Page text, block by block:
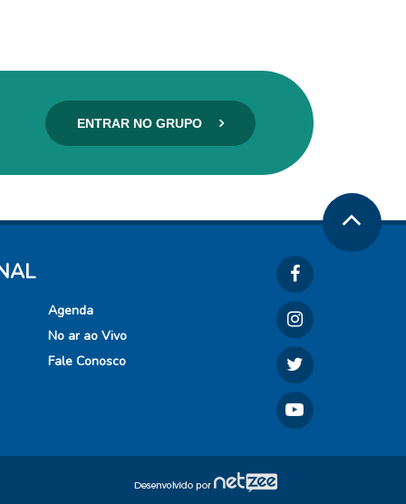
ENTRAR NO GRUPO
Agenda
No ar ao Vivo
Fale Conosco